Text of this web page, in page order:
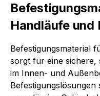
Handläufe und
Befestigungsmaterial
sorgt für eine sichere,
im Innen- und